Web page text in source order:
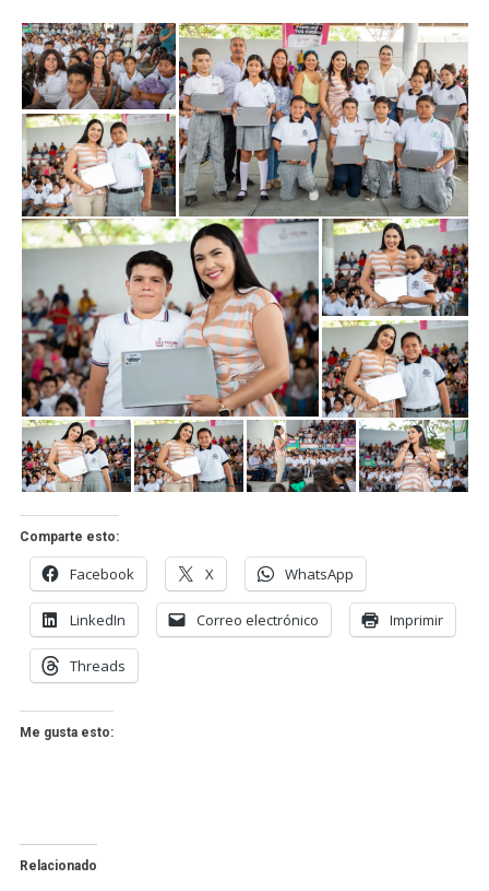
Comparte esto:
Facebook X WhatsApp
LinkedIn Correo electrónico Imprimir
Threads
Me gusta esto:
Relacionado